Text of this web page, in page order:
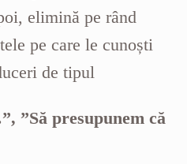
elimină pe rând
pe care le cunoști
de tipul
”Să presupunem că